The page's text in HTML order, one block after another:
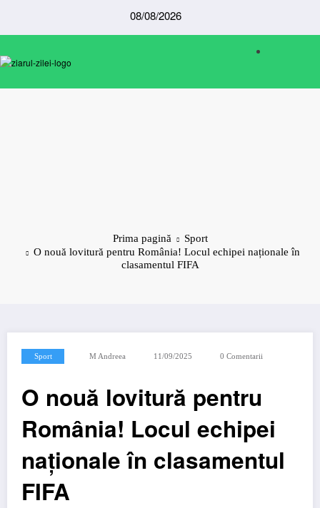
conținut
08/08/2026
Prima pagină
Sport
O nouă lovitură pentru România! Locul echipei naționale în
clasamentul FIFA
Sport M Andreea 11/09/2025 0 Comentarii
O nouă lovitură pentru
România! Locul echipei
naționale în clasamentul
FIFA